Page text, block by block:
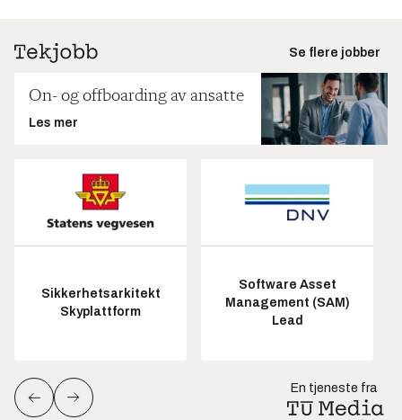
Se flere jobber
On- og offboarding av ansatte
Les mer
Sikkerhetsarkitekt
Skyplattform
Software Asset
Management (SAM)
Lead
En tjeneste fra